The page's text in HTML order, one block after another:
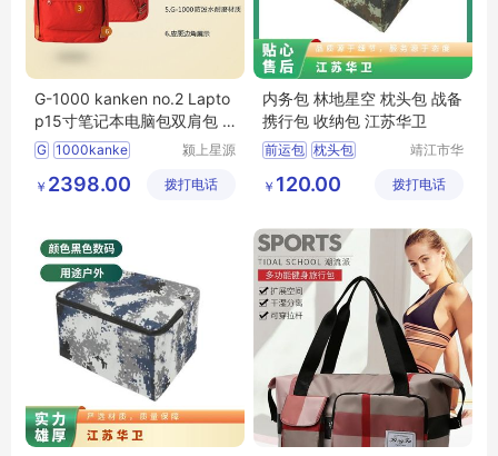
G-1000 kanken no.2 Lapto
p15寸笔记本电脑包双肩包 2
3569
G 1000kanke
颍上星源
有限公司
￥ 2398.00 拨打电话
内务包 林地星空 枕头包 战备
携行包 收纳包 江苏华卫
前运包 枕头包
靖江市华
技有限公
￥ 120.00 拨打电话